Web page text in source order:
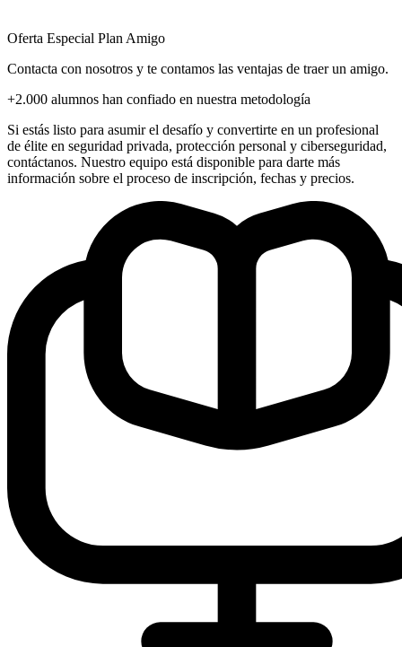
Oferta Especial Plan Amigo
Contacta con nosotros y te contamos las ventajas de traer un amigo.
+2.000 alumnos han confiado en nuestra metodología
Si estás listo para asumir el desafío y convertirte en un profesional
de élite en seguridad privada, protección personal y ciberseguridad,
contáctanos. Nuestro equipo está disponible para darte más
información sobre el proceso de inscripción, fechas y precios.